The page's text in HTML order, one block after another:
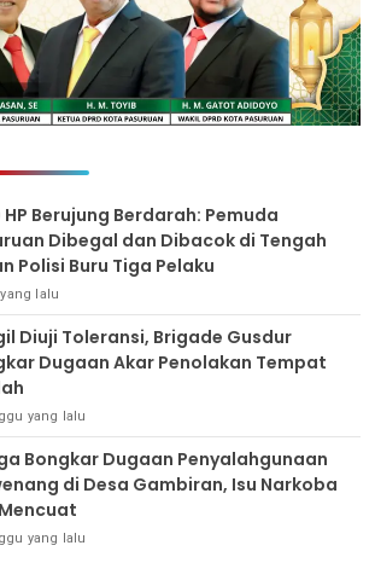
HP Berujung Berdarah: Pemuda
Dibegal dan Dibacok di Tengah
Hutan Polisi Buru Tiga Pelaku
lalu
Diuji Toleransi, Brigade Gusdur
Dugaan Akar Penolakan Tempat
yang lalu
Bongkar Dugaan Penyalahgunaan
di Desa Gambiran, Isu Narkoba
yang lalu